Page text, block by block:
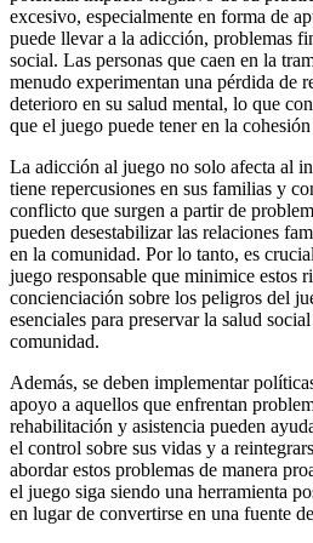
excesivo, especialmente en forma de
puede llevar a la adicción, problemas
social. Las personas que caen en la
menudo experimentan una pérdida de
deterioro en su salud mental, lo que
que el juego puede tener en la
La adicción al juego no solo afecta al
tiene repercusiones en sus familias y
conflicto que surgen a partir de
pueden desestabilizar las relaciones
en la comunidad. Por lo tanto, es
juego responsable que minimice estos
concienciación sobre los peligros del
esenciales para preservar la salud
comunidad.
Además, se deben implementar
apoyo a aquellos que enfrentan
rehabilitación y asistencia pueden
el control sobre sus vidas y a
abordar estos problemas de manera
el juego siga siendo una herramienta
en lugar de convertirse en una fuente